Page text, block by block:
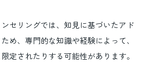
セリングでは、知見に基づいたアド
め、専門的な知識や経験によって、
定されたりする可能性があります。